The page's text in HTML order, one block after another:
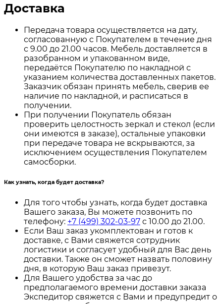
Доставка
Передача товара осуществляется на дату,
согласованную с Покупателем в течение дня
с 9.00 до 21.00 часов. Мебель доставляется в
разобранном и упакованном виде,
передаётся Покупателю по накладной с
указанием количества доставленных пакетов.
Заказчик обязан принять мебель, сверив ее
наличие по накладной, и расписаться в
получении.
При получении Покупатель обязан
проверить целостность зеркал и стекол (если
они имеются в заказе), остальные упаковки
при передаче товара не вскрываются, за
исключением осуществления Покупателем
самосборки.
Как узнать, когда будет доставка?
Для того чтобы узнать, когда будет доставка
Вашего заказа, Вы можете позвонить по
телефону: +7 (499) 302-03-97 с 10.00 до 21.00.
Если Ваш заказ укомплектован и готов к
доставке, с Вами свяжется сотрудник
логистики и согласует удобный для Вас день
доставки. Также он сможет назвать половину
дня, в которую Ваш заказ привезут.
Для Вашего удобства за час до
предполагаемого времени доставки заказа
Экспедитор свяжется с Вами и предупредит о